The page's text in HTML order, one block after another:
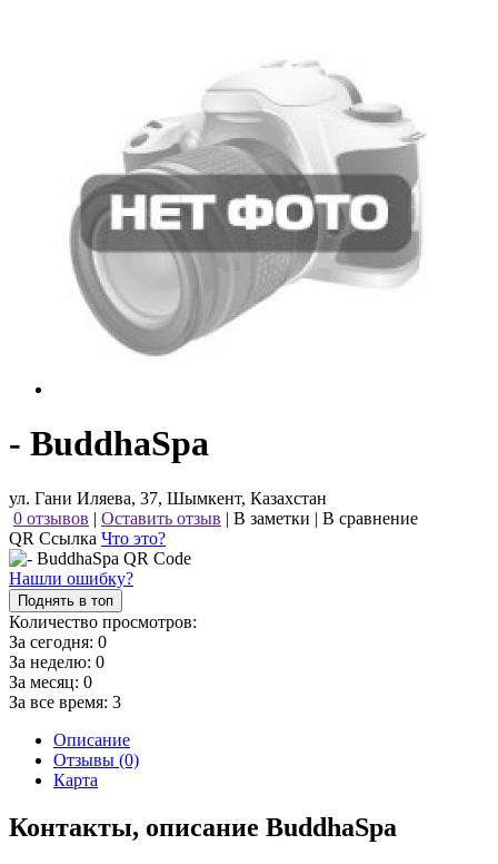
- BuddhaSpa
ул. Гани Иляева, 37, Шымкент, Казахстан
0 отзывов | Оставить отзыв | В заметки | В сравнение
QR Ссылка Что это?
Нашли ошибку?
Поднять в топ
Количество просмотров:
За сегодня: 0
За неделю: 0
За месяц: 0
За все время: 3
Описание
Отзывы (0)
Карта
Контакты, описание BuddhaSpa